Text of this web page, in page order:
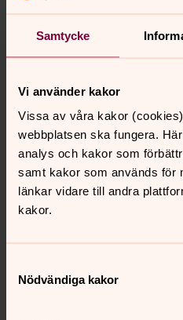
Samtycke
Vi använder kakor
Vissa av våra kakor
webbplatsen ska fungera.
analys och kakor som
samt kakor som används för
länkar vidare till andra
kakor.
Nödvändiga kakor
försvunna
orättvisor och straffriheten
landet enormt. Hon broderar
Vernissage
Söndag 14 juni kl. 12.30 i
Medverkande
Bélgica Castro Fuentes,